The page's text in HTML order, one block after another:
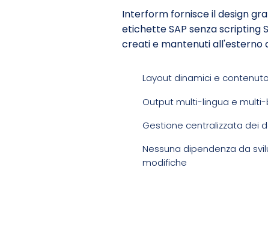
Interform fornisce il design
etichette SAP senza scripting
creati e mantenuti all'esterno
Layout dinamici e
Output multi-lingua e
Gestione centralizzata dei
Nessuna dipendenza da
modifiche